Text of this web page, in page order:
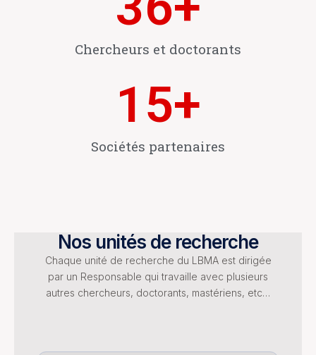
Chercheurs et doctorants
15+
Sociétés partenaires
Nos unités de recherche
Chaque unité de recherche du LBMA est dirigée
par un Responsable qui travaille avec plusieurs
autres chercheurs, doctorants, mastériens, etc…